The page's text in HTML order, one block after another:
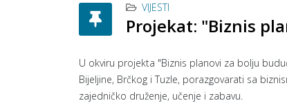
VIJESTI
Projekat: "Biznis
U okviru projekta "Biznis planovi za bolju
Bijeljine, Brčkog i Tuzle, porazgovarati sa
zajedničko druženje, učenje i zabavu.